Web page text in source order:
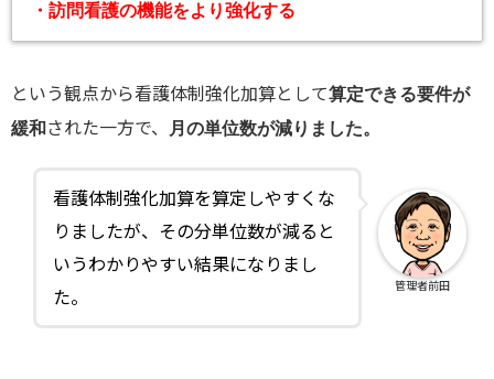
・訪問看護の機能をより強化する
という観点から看護体制強化加算として算定できる要件が
緩和 された一方で、 月の単位数が減りました。
看護体制強化加算を算定しやすくな
りましたが、その分単位数が減ると
いうわかりやすい結果になりまし
た。
管理者前田